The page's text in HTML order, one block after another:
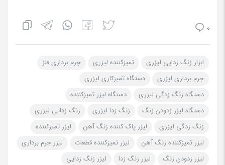
0
ابزار زنگ زدایی لیزری تمیزکننده لیزری
جرم برداری فلز
جرم برداری لیزری
دستگاه تمیزکاری لیزری
دستگاه زنگ زدگی لیزری
دستگاه لیزر تمیزکننده
دستگاه لیزر زدودن زنگ
زنگ زدا لیزری
زنگ زدایی لیزری
زنگ زدگی لیزری
لیزر پاک کننده زنگ آهن
لیزر تمیزکننده
لیزر تمیزکننده زنگ آهن
لیزر تمیزکننده قطعات
لیزر جرم برداری
لیزر زدودن زنگ
لیزر زنگ زدا
لیزر زنگ زدایی